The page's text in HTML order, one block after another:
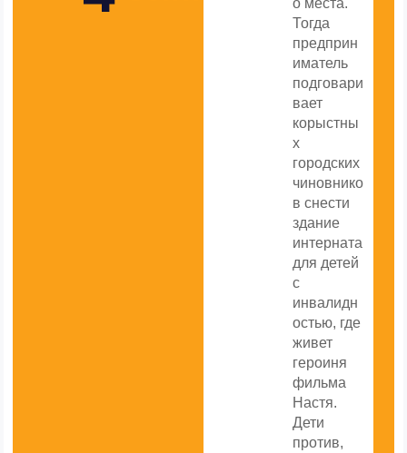
о места.
Тогда
предприн
иматель
подговари
вает
корыстны
х
городских
чиновнико
в снести
здание
интерната
для детей
с
инвалидн
остью, где
живет
героиня
фильма
Настя.
Дети
против,